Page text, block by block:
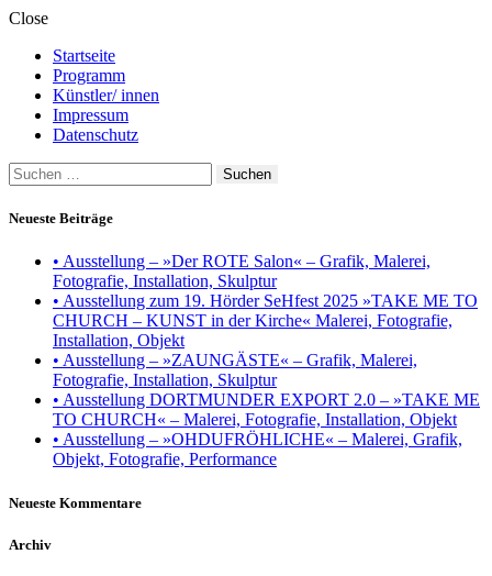
Close
Startseite
Programm
Künstler/ innen
Impressum
Datenschutz
Suchen
nach:
Neueste Beiträge
• Ausstellung – »Der ROTE Salon« – Grafik, Malerei,
Fotografie, Installation, Skulptur
• Ausstellung zum 19. Hörder SeHfest 2025 »TAKE ME TO
CHURCH – KUNST in der Kirche« Malerei, Fotografie,
Installation, Objekt
• Ausstellung – »ZAUNGÄSTE« – Grafik, Malerei,
Fotografie, Installation, Skulptur
• Ausstellung DORTMUNDER EXPORT 2.0 – »TAKE ME
TO CHURCH« – Malerei, Fotografie, Installation, Objekt
• Ausstellung – »OHDUFRÖHLICHE« – Malerei, Grafik,
Objekt, Fotografie, Performance
Neueste Kommentare
Archiv